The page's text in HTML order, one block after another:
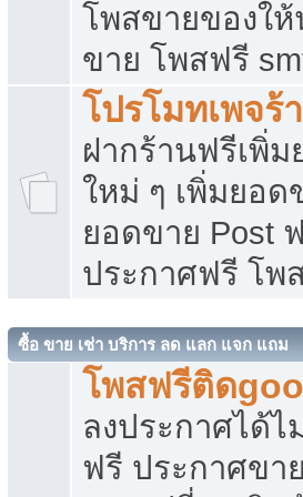
โพสขายของใ
ขาย โพสฟรี
โปรโมทเพจร้
ฝากร้านฟรีเพิ่
ใหม่ ๆ เพิ่มยอด
ยอดขาย Post
ประกาศฟรี โพ
ซื้อ ขาย เช่า บริการ ลด แลก แจก แถม
โพสฟรีติด
ลงประกาศได้
ฟรี ประกาศข